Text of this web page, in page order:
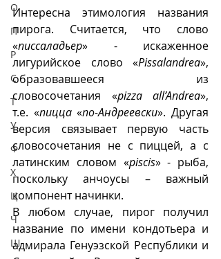
О
П
Р
С
Т
У
Ф
Х
Ц
Ч
Ш
Интересна этимология названия
пирога. Считается, что слово
«писсаладьер» - искаженное
лигурийское слово «Pissalandrea»,
образовавшееся из
словосочетания «pizza all’Andrea»,
т.е. «пицца «по-Андреевски». Другая
версия связывает первую часть
словосочетания не с пиццей, а с
латинским словом «piscis» - рыба,
поскольку анчоусы – важный
компонент начинки.
В любом случае, пирог получил
название по имени кондотьера и
адмирала Генуэзской Республики и